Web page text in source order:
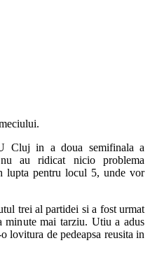
Cluj in a doua semifinala a
au ridicat nicio problema
lupta pentru locul 5, unde vor
trei al partidei si a fost urmat
minute mai tarziu. Utiu a adus
lovitura de pedeapsa reusita in